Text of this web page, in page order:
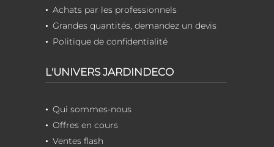
Achats par les professionnels
Grandes quantités, demandez un devis
Politique de confidentialité
L'UNIVERS JARDINDECO
Qui sommes-nous
Offres en cours
Ventes flash